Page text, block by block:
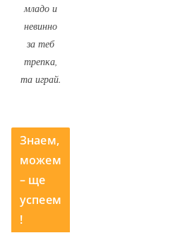
младо и
невинно
за теб
трепка,
та играй.
Знаем,
можем
– ще
успеем
!